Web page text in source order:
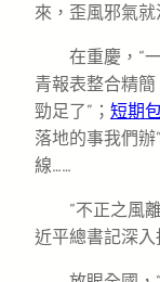
來，歪風邪氣就
在重慶，“
青報表整合精
勁足了”； 短期
落地的事我們
線……
“不正之風
近平總書記深入